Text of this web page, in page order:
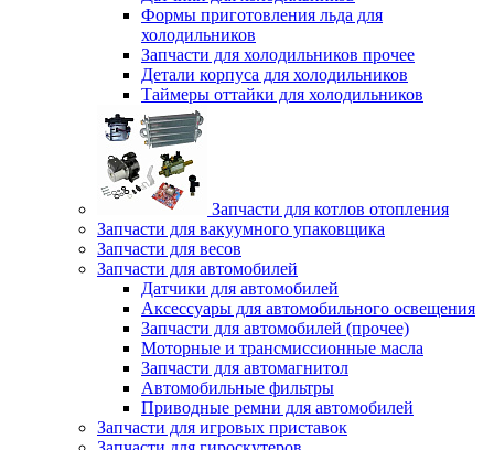
Формы приготовления льда для
холодильников
Запчасти для холодильников прочее
Детали корпуса для холодильников
Таймеры оттайки для холодильников
Запчасти для котлов отопления
Запчасти для вакуумного упаковщика
Запчасти для весов
Запчасти для автомобилей
Датчики для автомобилей
Аксессуары для автомобильного освещения
Запчасти для автомобилей (прочее)
Моторные и трансмиссионные масла
Запчасти для автомагнитол
Автомобильные фильтры
Приводные ремни для автомобилей
Запчасти для игровых приставок